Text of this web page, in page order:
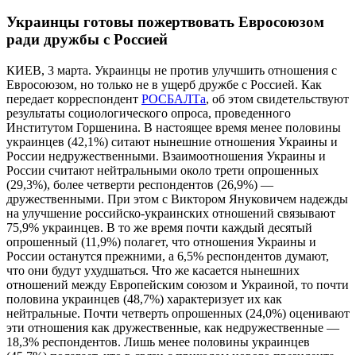
Украинцы готовы пожертвовать Евросоюзом
ради дружбы с Россией
КИЕВ, 3 марта. Украинцы не против улучшить отношения с
Евросоюзом, но только не в ущерб дружбе с Россией. Как
передает корреспондент РОСБАЛТа, об этом свидетельствуют
результаты социологического опроса, проведенного
Институтом Горшенина. В настоящее время менее половины
украинцев (42,1%) ситают нынешние отношения Украины и
России недружественными. Взаимоотношения Украины и
России считают нейтральными около трети опрошенных
(29,3%), более четверти респондентов (26,9%) —
дружественными. При этом с Виктором Януковичем надежды
на улучшение российско-украинских отношений связывают
75,9% украинцев. В то же время почти каждый десятый
опрошенный (11,9%) полагет, что отношения Украины и
России останутся прежними, а 6,5% респондентов думают,
что они будут ухудшаться. Что же касается нынешних
отношений между Европейским союзом и Украиной, то почти
половина украинцев (48,7%) характеризует их как
нейтральные. Почти четверть опрошенных (24,0%) оценивают
эти отношения как дружественные, как недружественные —
18,3% респондентов. Лишь менее половины украинцев